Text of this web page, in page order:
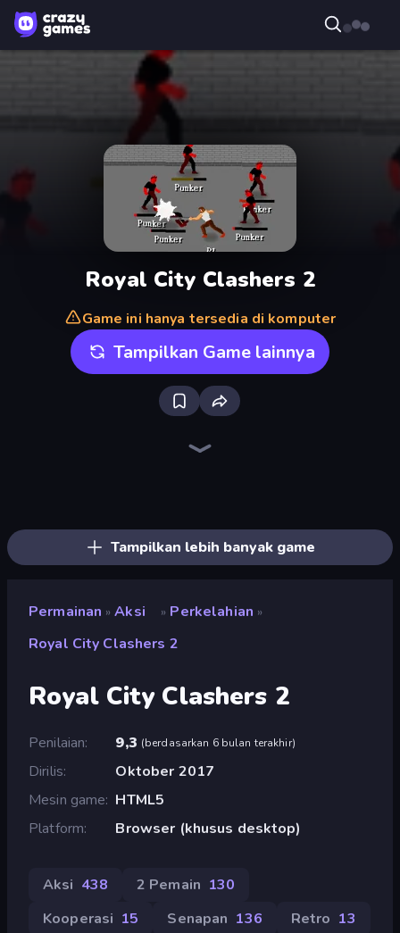
Royal City Clashers 2
Game ini hanya tersedia di komputer
Tampilkan Game lainnya
Tampilkan lebih banyak game
Permainan » Aksi » Perkelahian »
Royal City Clashers 2
Royal City Clashers 2
Penilaian 9,3 (berdasarkan 6 bulan terakhir)
Dirilis
Oktober 2017
Mesin game HTML5
Platform
Browser (khusus desktop)
Aksi 438 2 Pemain 130
Kooperasi 15 Senapan 136 Retro 13